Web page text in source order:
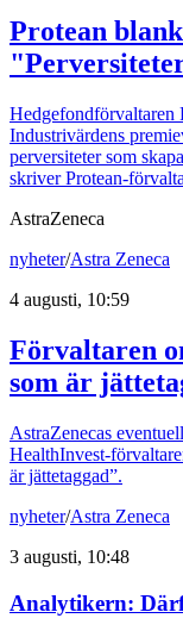
Protean
Hedgefondförvaltaren
Industrivärdens
perversiteter som
skriver Protean-
AstraZeneca
nyheter/Astra Zeneca
4 augusti, 10:59
Förvaltaren
som är
AstraZenecas
HealthInvest-
är jättetaggad”.
nyheter/Astra Zeneca
3 augusti, 10:48
Analytikern: